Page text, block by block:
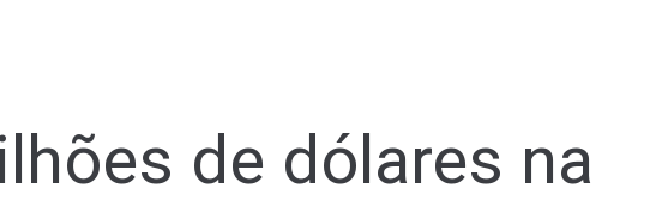
de dólares na